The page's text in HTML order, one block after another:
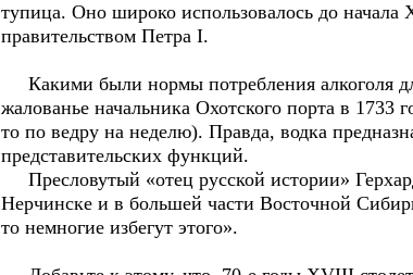
тупица. Оно широко использовалось до
правительством Петра I.
Какими были нормы потребления алкоголя
жалованье начальника Охотского порта в 1733
то по ведру на неделю). Правда, водка
представительских функций.
Пресловутый «отец русской истории»
Нерчинске и в большей части Восточной
то немногие избегут этого».